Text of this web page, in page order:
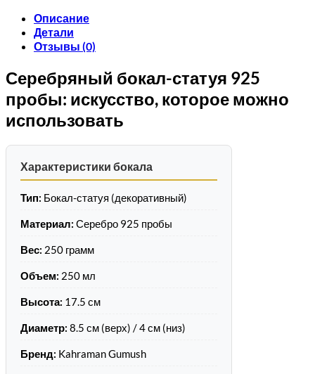
Описание
Детали
Отзывы (0)
Серебряный бокал-статуя 925
пробы: искусство, которое можно
использовать
Характеристики бокала
Тип: Бокал-статуя (декоративный)
Материал: Серебро 925 пробы
Вес: 250 грамм
Объем: 250 мл
Высота: 17.5 см
Диаметр: 8.5 см (верх) / 4 см (низ)
Бренд: Kahraman Gumush